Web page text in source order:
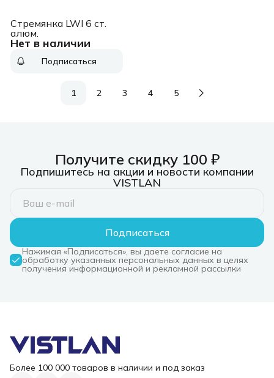
Нет в наличии
Стремянка LWI 6 cт.
алюм.
Подписаться
1 2 3 4 5
Получите скидку 100 ₽
Подпишитесь на акции и новости компании
VISTLAN
Подписаться
Нажимая «Подписаться», вы даете согласие на
обработку указанных персональных данных в целях
получения информационной и рекламной рассылки
Более 100 000 товаров в наличии и под заказ